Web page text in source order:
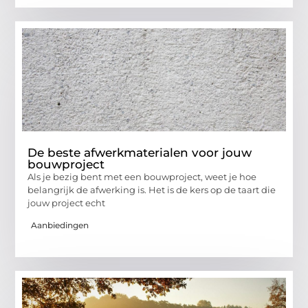
De beste afwerkmaterialen voor jouw
bouwproject
Als je bezig bent met een bouwproject, weet je hoe
belangrijk de afwerking is. Het is de kers op de taart die
jouw project echt
Aanbiedingen